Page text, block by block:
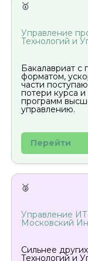
🥇
Управление
Технологий и
Бакалавриат с
форматом,
части
потери курса
программ
управлению.
Перейти
🥈
Управление
Московский
Сильнее
Технологий и